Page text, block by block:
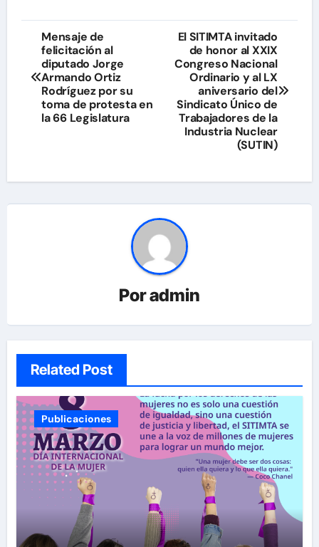
Navegación
de
entradas
Mensaje de
felicitación al
diputado Jorge
Armando Ortiz
Rodríguez por su
toma de protesta en
la 66 Legislatura
El SITIMTA invitado
de honor al XXIX
Congreso Nacional
Ordinario y al LX
aniversario del
Sindicato Único de
Trabajadores de la
Industria Nuclear
(SUTIN)
Poradmin
Related Post
Publicaciones